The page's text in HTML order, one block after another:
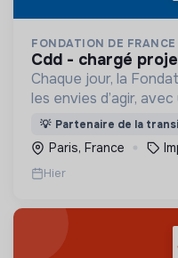
FONDATION DE FRANCE
cdd - chargé
Chaque jour, la
les envies d’agir,
en actions utiles et
société plus digne et
💡 Partenaire de la
Paris, France
Hier